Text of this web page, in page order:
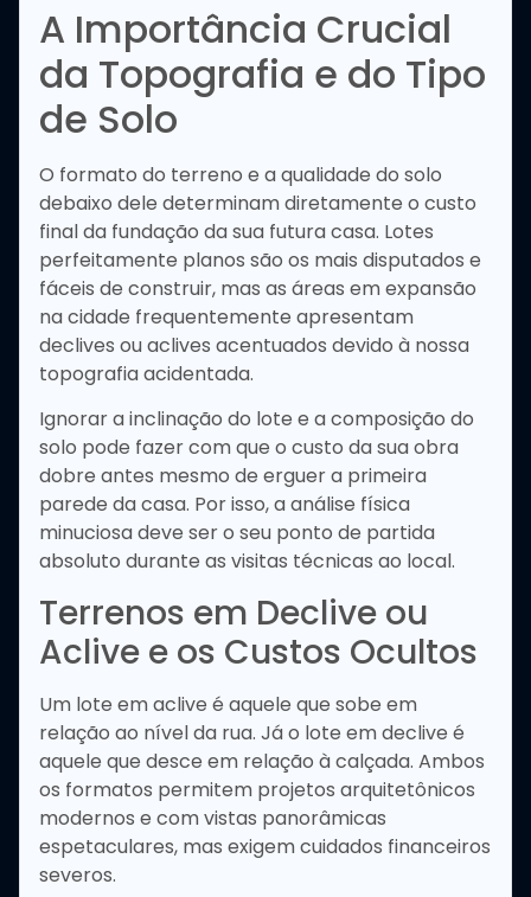
A Importância Crucial
da Topografia e do Tipo
de Solo
O formato do terreno e a qualidade do solo
debaixo dele determinam diretamente o custo
final da fundação da sua futura casa. Lotes
perfeitamente planos são os mais disputados e
fáceis de construir, mas as áreas em expansão
na cidade frequentemente apresentam
declives ou aclives acentuados devido à nossa
topografia acidentada.
Ignorar a inclinação do lote e a composição do
solo pode fazer com que o custo da sua obra
dobre antes mesmo de erguer a primeira
parede da casa. Por isso, a análise física
minuciosa deve ser o seu ponto de partida
absoluto durante as visitas técnicas ao local.
Terrenos em Declive ou
Aclive e os Custos Ocultos
Um lote em aclive é aquele que sobe em
relação ao nível da rua. Já o lote em declive é
aquele que desce em relação à calçada. Ambos
os formatos permitem projetos arquitetônicos
modernos e com vistas panorâmicas
espetaculares, mas exigem cuidados financeiros
severos.